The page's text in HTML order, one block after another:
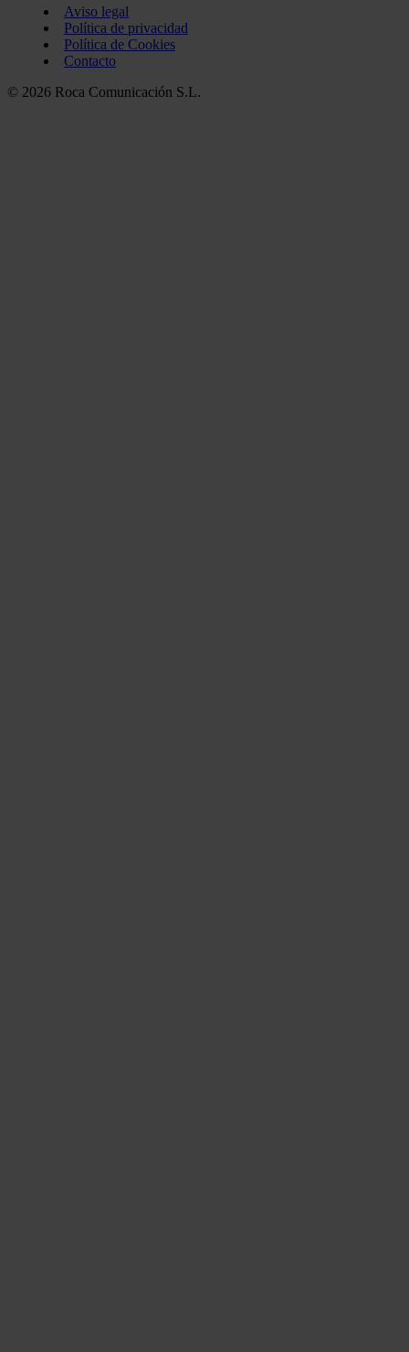
Aviso legal
Política de privacidad
Política de Cookies
Contacto
© 2026 Roca Comunicación S.L.